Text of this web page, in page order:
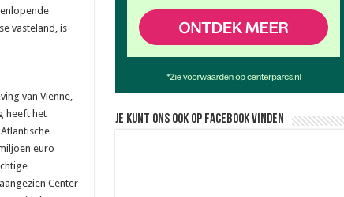
vasteland, is
van Vienne,
heeft het
euro
Center
Je kunt ons ook op facebook vinden